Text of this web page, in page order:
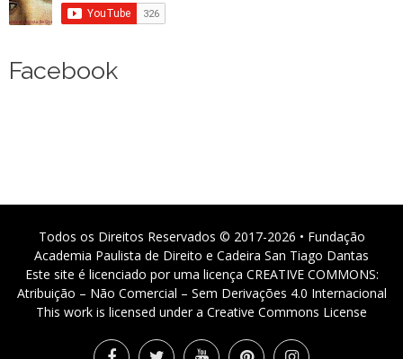
Facebook
Todos os Direitos Reservados © 2017-2026 • Fundação
Academia Paulista de Direito e Cadeira San Tiago Dantas
Este site é licenciado por uma licença CREATIVE COMMONS:
Atribuição – Não Comercial – Sem Derivações 4.0 Internacional
This work is licensed under a Creative Commons License